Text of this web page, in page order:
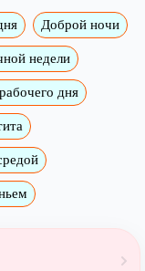
Доброй ночи
недели
дня